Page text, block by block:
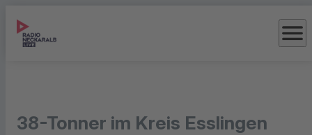
menu
38-Tonner im Kreis Esslingen